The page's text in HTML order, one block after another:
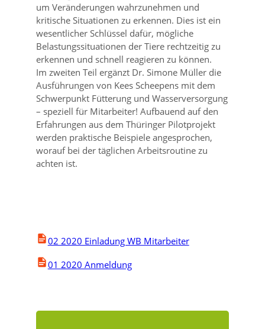
um Veränderungen wahrzunehmen und
kritische Situationen zu erkennen. Dies ist ein
wesentlicher Schlüssel dafür, mögliche
Belastungssituationen der Tiere rechtzeitig zu
erkennen und schnell reagieren zu können.
Im zweiten Teil ergänzt Dr. Simone Müller die
Ausführungen von Kees Scheepens mit dem
Schwerpunkt Fütterung und Wasserversorgung
– speziell für Mitarbeiter! Aufbauend auf den
Erfahrungen aus dem Thüringer Pilotprojekt
werden praktische Beispiele angesprochen,
worauf bei der täglichen Arbeitsroutine zu
achten ist.
02 2020 Einladung WB Mitarbeiter
01 2020 Anmeldung